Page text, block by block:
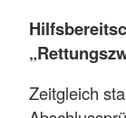
Zeitgleich